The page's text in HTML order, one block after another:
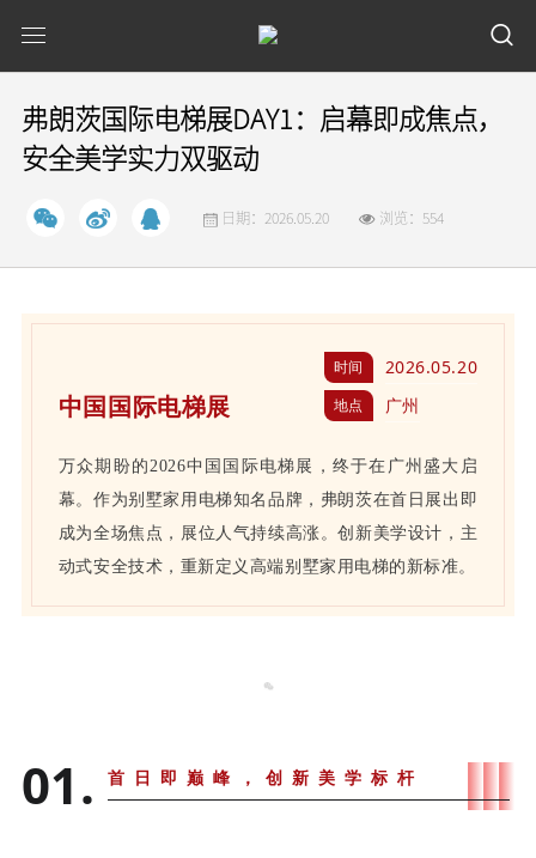
弗朗茨国际电梯展DAY1：启幕即成焦点，
安全美学实力双驱动
日期：2026.05.20 浏览：554
中国国际电梯展
时间 2026.05.20
地点 广州
万众期盼的2026中国国际电梯展，终于在广州盛大启
幕。作为别墅家用电梯知名品牌，弗朗茨在首日展出即
成为全场焦点，展位人气持续高涨。创新美学设计，主
动式安全技术，重新定义高端别墅家用电梯的新标准。
01. 首日即巅峰，创新美学标杆